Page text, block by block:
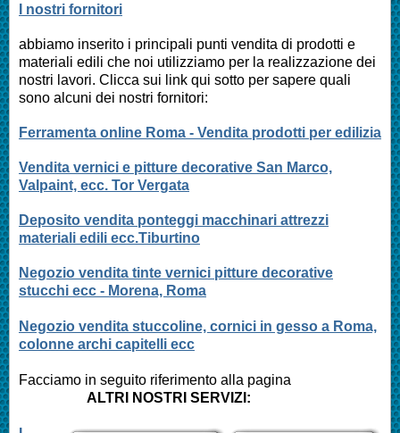
I nostri fornitori
abbiamo inserito i principali punti vendita di prodotti e
materiali edili che noi utilizziamo per la realizzazione dei
nostri lavori. Clicca sui link qui sotto per sapere quali
sono alcuni dei nostri fornitori:
Ferramenta online Roma - Vendita prodotti per edilizia
Vendita vernici e pitture decorative San Marco,
Valpaint, ecc. Tor Vergata
Deposito vendita ponteggi macchinari attrezzi
materiali edili ecc.Tiburtino
Negozio vendita tinte vernici pitture decorative
stucchi ecc - Morena, Roma
Negozio vendita stuccoline, cornici in gesso a Roma,
colonne archi capitelli ecc
Facciamo in seguito riferimento alla pagina
ALTRI NOSTRI SERVIZI: